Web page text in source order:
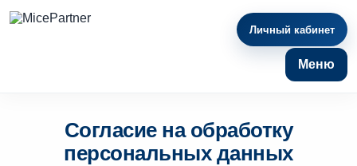
Меню
Личный кабинет
Согласие на обработку
персональных данных